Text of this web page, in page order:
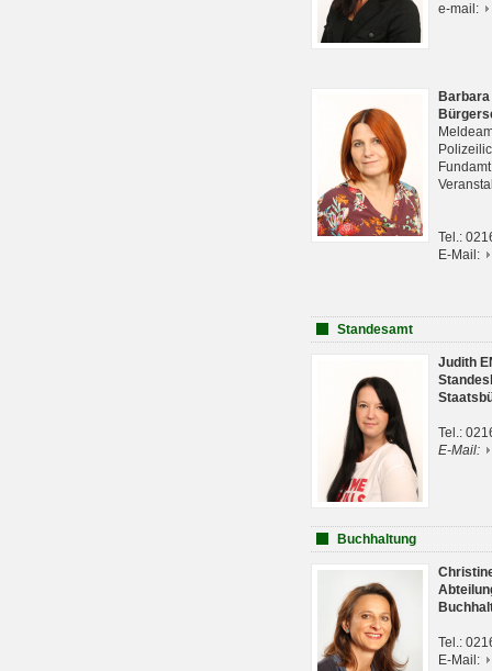
e-mail:
Tel.:
E-Mail:
Standesamt
Judith
Tel.:
E-Mail:
Buchhaltung
Tel.:
E-Mail: